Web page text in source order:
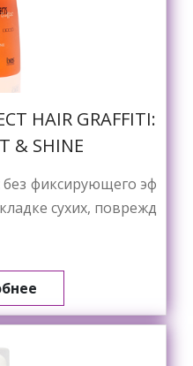
HAIR GRAFFITI:
& SHINE
без фиксирующего эф
сухих, поврежд